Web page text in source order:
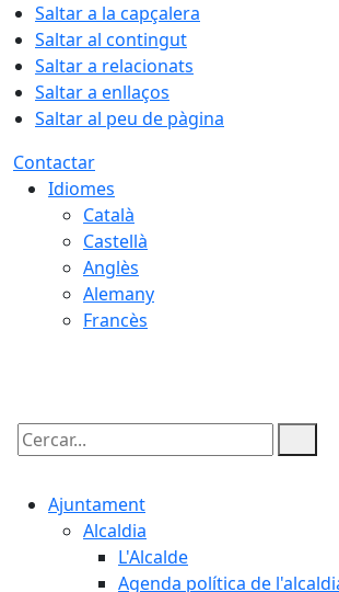
Saltar a la capçalera
Saltar al contingut
Saltar a relacionats
Saltar a enllaços
Saltar al peu de pàgina
Contactar
Idiomes
Català
Castellà
Anglès
Alemany
Francès
Cercar:
Ajuntament
Alcaldia
L'Alcalde
Agenda política de